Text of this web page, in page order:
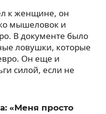
к женщине, он
мышеловок и
В документе было
ловушки, которые
Он еще и
силой, если не
«Меня просто